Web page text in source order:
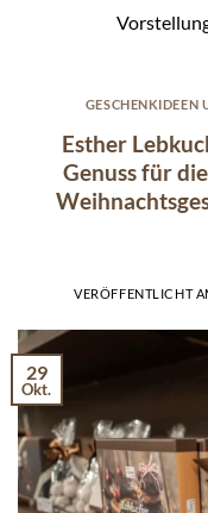
GESCHENKIDEEN
Esther
Genuss für
VERÖFFENTLICHT
29
Okt.